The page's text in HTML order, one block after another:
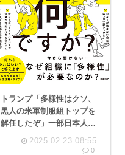
トランプ「多様性はクソ、
黒人の米軍制服組トップを
解任したぞ」一部日本人
2025.02.23 08:55
0